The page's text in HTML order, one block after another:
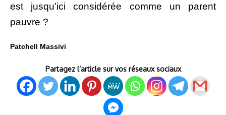
est jusqu’ici considérée comme un parent
pauvre ?
Patchell Massivi
Partagez l’article sur vos réseaux sociaux